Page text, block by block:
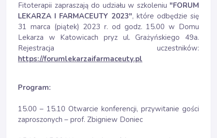
Fitoterapii zapraszają do udziału w szkoleniu "FORUM
LEKARZA I FARMACEUTY 2023", które odbędzie się
31 marca (piątek) 2023 r. od godz. 15.00 w Domu
Lekarza w Katowicach pryz ul. Grażyńskiego 49a.
Rejestracja uczestników:
https://forumlekarzaifarmaceuty.pl
Program:
15.00 – 15.10 Otwarcie konferencji, przywitanie gości
zaproszonych – prof. Zbigniew Doniec